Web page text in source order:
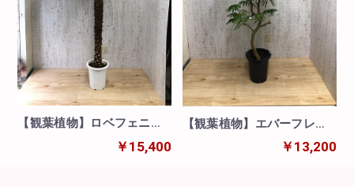
【観葉植物】ロベフェニッ
クス(10号鉢)※取寄商品の
￥15,400
【観葉植物】エバーフレッ
シュ(10号鉢)※取寄商品の
￥13,200